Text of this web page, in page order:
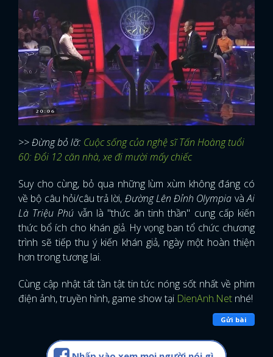
>> Đừng bỏ lỡ: Cuộc sống của nghệ sĩ Tấn Hoàng tuổi
60: Đổi 12 căn nhà, xe đi mười mấy chiếc
Suy cho cùng, bỏ qua những lùm xùm không đáng có
về bộ câu hỏi/câu trả lời, Đường Lên Đỉnh Olympia vàAi
Là Triệu Phú vẫn là "thức ăn tinh thần" cung cấp kiến
thức bổ ích cho khán giả. Hy vọng ban tổ chức chương
trình sẽ tiếp thu ý kiến khán giả, ngày một hoàn thiện
hơn trong tương lai.
Cùng cập nhật tất tần tật tin tức nóng sốt nhất về phim
điện ảnh, truyền hình, game show tại DienAnh.Net nhé!
Gửi bài